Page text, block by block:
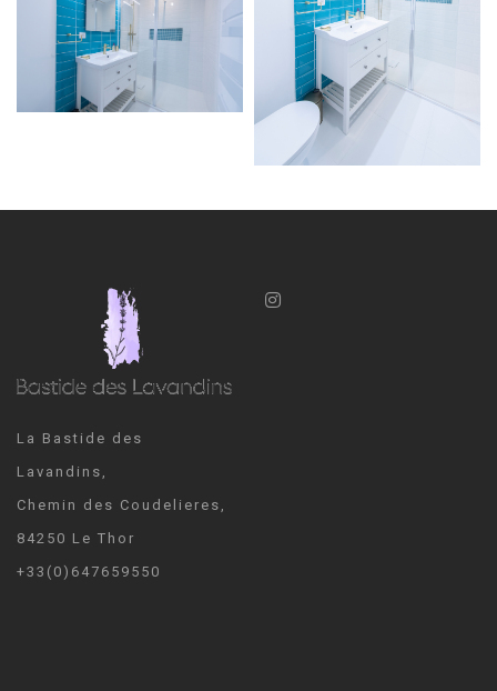
La Bastide des
Lavandins,
Chemin des Coudelieres,
84250 Le Thor
+33(0)647659550